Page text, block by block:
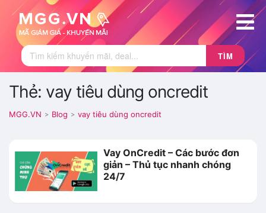
TÌM
Thẻ: vay tiêu dùng oncredit
MGG.VN > Blog > vay tiêu dùng oncredit
Vay OnCredit – Các bước đơn
giản – Thủ tục nhanh chóng
24/7